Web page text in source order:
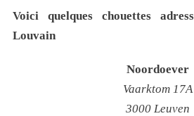
Voici quelques chouettes
Louvain
Noordoever
Vaarktom 17A
3000 Leuven